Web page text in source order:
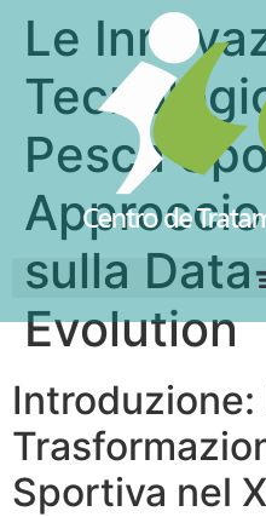
Le
Pesca
sulla
Evolution
Introduzione:
Sportiva nel